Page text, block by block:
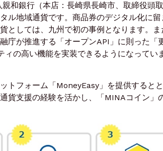
和銀行（本店：長崎県長崎市、取締役頭
ル地域通貨です。商品券のデジタル化に留
としては、九州で初の事例となります。ま
庁が推進する「オープンAPI」に則った「
の高い機能を実装できるようになってい
トフォーム「MoneyEasy」を提供すると
貨支援の経験を活かし、「MINAコイン」